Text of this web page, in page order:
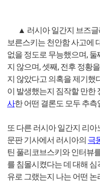
▲ 러시아 일간지 브즈글
보른스키는 천안함 사고에
없을 정도로 무능했으며,
지 않으며, 셋째, 전후 정황
지 않았다고 의혹을 제기했
이 발생했는지 짐작할 만한
사한 어떤 결론도 모두 추
또 다른 러시아 일간지 리
문판 기사에서 러시아의 극
틴 풀리코브스키와 인터뷰
를 침몰시켰다는 데 대해
유로 그랬는지 나는 어떤